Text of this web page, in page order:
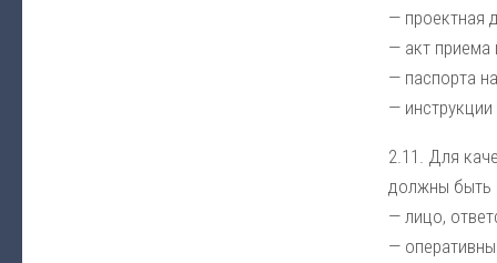
— про­ект­ная
— акт прие­ма
— пас­пор­та
—
2.11. Для
долж­ны быть
— ли­цо,
—